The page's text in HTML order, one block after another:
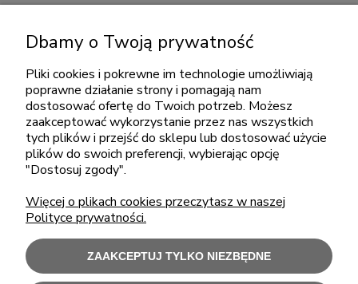
+48 717345566
pon.-piąt.: 08:00-16:00
sklep@cebit.pl
ZAKUPY
POMOC
Dbamy o Twoją prywatność
Pliki cookies i pokrewne im technologie umożliwiają
poprawne działanie strony i pomagają nam
dostosować ofertę do Twoich potrzeb. Możesz
zaakceptować wykorzystanie przez nas wszystkich
tych plików i przejść do sklepu lub dostosować użycie
plików do swoich preferencji, wybierając opcję
"Dostosuj zgody".
Więcej o plikach cookies przeczytasz w naszej
Polityce prywatności.
ZAAKCEPTUJ TYLKO NIEZBĘDNE